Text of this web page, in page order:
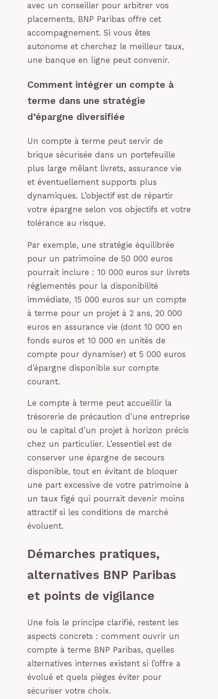
avec un conseiller pour arbitrer vos
placements, BNP Paribas offre cet
accompagnement. Si vous êtes
autonome et cherchez le meilleur taux,
une banque en ligne peut convenir.
Comment intégrer un compte à
terme dans une stratégie
d’épargne diversifiée
Un compte à terme peut servir de
brique sécurisée dans un portefeuille
plus large mêlant livrets, assurance vie
et éventuellement supports plus
dynamiques. L’objectif est de répartir
votre épargne selon vos objectifs et votre
tolérance au risque.
Par exemple, une stratégie équilibrée
pour un patrimoine de 50 000 euros
pourrait inclure : 10 000 euros sur livrets
réglementés pour la disponibilité
immédiate, 15 000 euros sur un compte
à terme pour un projet à 2 ans, 20 000
euros en assurance vie (dont 10 000 en
fonds euros et 10 000 en unités de
compte pour dynamiser) et 5 000 euros
d’épargne disponible sur compte
courant.
Le compte à terme peut accueillir la
trésorerie de précaution d’une entreprise
ou le capital d’un projet à horizon précis
chez un particulier. L’essentiel est de
conserver une épargne de secours
disponible, tout en évitant de bloquer
une part excessive de votre patrimoine à
un taux figé qui pourrait devenir moins
attractif si les conditions de marché
évoluent.
Démarches pratiques,
alternatives BNP Paribas
et points de vigilance
Une fois le principe clarifié, restent les
aspects concrets : comment ouvrir un
compte à terme BNP Paribas, quelles
alternatives internes existent si l’offre a
évolué et quels pièges éviter pour
sécuriser votre choix.